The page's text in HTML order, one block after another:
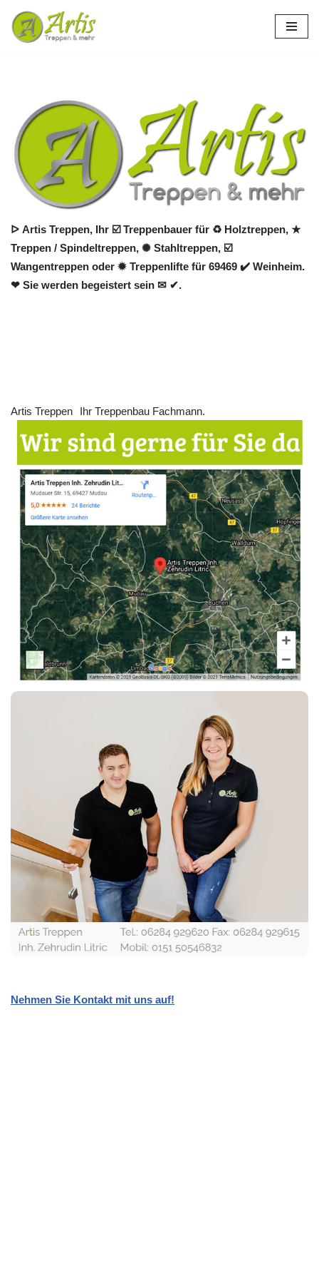
Zum
ᐅ Artis Treppen, Ihr ☑️ Treppenbauer für ♻ Holztreppen, ★
Treppen / Spindeltreppen, ✺ Stahltreppen, ☑️
Wangentreppen oder ✹ Treppenlifte für 69469 ✔️ Weinheim.
❤ Sie werden begeistert sein ✉ ✔.
Artis Treppen Ihr Treppenbau Fachmann.
Nehmen Sie Kontakt mit uns auf!